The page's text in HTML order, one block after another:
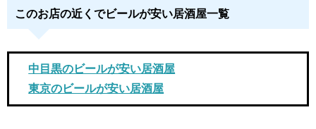
このお店の近くでビールが安い居酒屋一覧
中目黒のビールが安い居酒屋
東京のビールが安い居酒屋